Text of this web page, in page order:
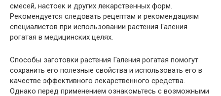
смесей, настоек и других лекарственных форм.
Рекомендуется следовать рецептам и рекомендациям
специалистов при использовании растения Галения
рогатая в медицинских целях.
Способы заготовки растения Галения рогатая помогут
сохранить его полезные свойства и использовать его в
качестве эффективного лекарственного средства.
Однако перед применением ознакомьтесь с возможными